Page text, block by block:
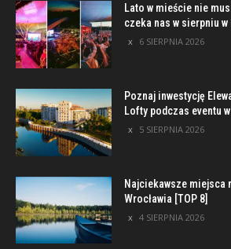
Lato w mieście nie
czeka nas w sierpniu
6 SIERPNIA 2026
Poznaj inwestycję
Lofty podczas eventu
5 SIERPNIA 2026
Najciekawsze miejsca
Wrocławia [TOP 8]
4 SIERPNIA 2026